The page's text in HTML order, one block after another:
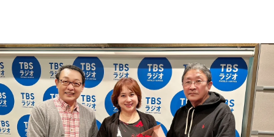
お知らせ
イベント・グッズ
YouTube
会社情報